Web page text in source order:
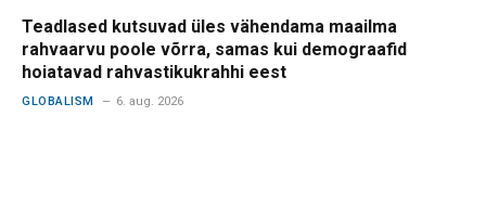
Teadlased kutsuvad üles vähendama maailma
rahvaarvu poole võrra, samas kui demograafid
hoiatavad rahvastikukrahhi eest
GLOBALISM 6. aug. 2026